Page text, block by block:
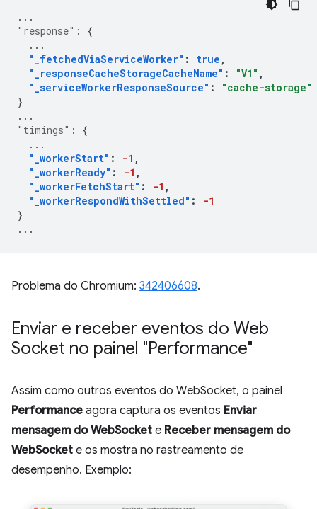
...
"response" :
{
...
"_fetchedViaServiceWorker" : true ,
"_responseCacheStorageCacheName" : "V1" ,
"_serviceWorkerResponseSource" :
"cache-storage"
}
...
"timings" :
{
...
"_workerStart" : -1 ,
"_workerReady" : -1 ,
"_workerFetchStart" : -1 ,
"_workerRespondWithSettled" :
-1
}
...
Problema do Chromium: 342406608.
Enviar e receber eventos do Web
Socket no painel "Performance"
Assim como outros eventos do WebSocket, o painel
Performance agora captura os eventos Enviar
mensagem do WebSocket e Receber mensagem do
WebSocket e os mostra no rastreamento de
desempenho. Exemplo: